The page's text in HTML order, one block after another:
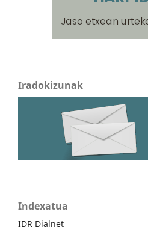
Iradokizunak
Indexatua
IDR Dialnet